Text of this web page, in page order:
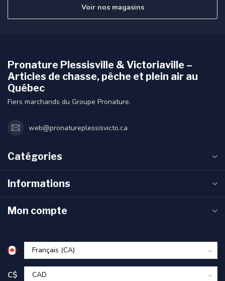
Voir nos magasins
Pronature Plessisville & Victoriaville –
Articles de chasse, pêche et plein air au
Québec
Fiers marchands du Groupe Pronature.
web@pronatureplessisvicto.ca
Catégories
Informations
Mon compte
C$